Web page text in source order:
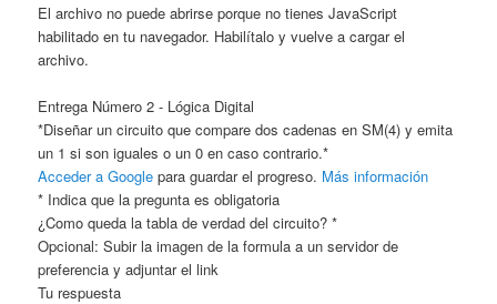
El archivo no puede abrirse porque no tienes JavaScript
habilitado en tu navegador. Habilítalo y vuelve a cargar el
archivo.
Entrega Número 2 - Lógica Digital
*Diseñar un circuito que compare dos cadenas en SM(4) y emita
un 1 si son iguales o un 0 en caso contrario.*
Acceder a Google para guardar el progreso. Más información
* Indica que la pregunta es obligatoria
¿Como queda la tabla de verdad del circuito? *
Opcional: Subir la imagen de la formula a un servidor de
preferencia y adjuntar el link
Tu respuesta